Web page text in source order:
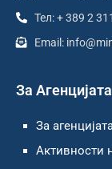
Тел: + 389 2
Email:
За Агенцијата
За
Активности